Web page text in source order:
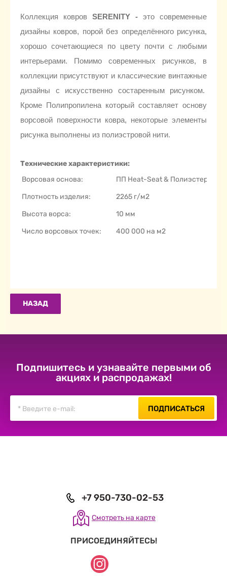
Коллекция ковров SERENITY - это современные
дизайны ковров, порой без определённого рисунка,
хорошо сочетающиеся по цвету почти с любыми
интерьерами. Помимо современных рисунков, в
коллекции присутствуют и классические винтажные
дизайны с искусственно состаренным рисунком.
Кроме Полипропилена который составляет основу
ворсовой поверхности ковра, некоторые элементы
рисунка выполнены из полиэстровой нити.
Технические характеристики:
Ворсовая основа:
ПП Heat-Seat & Полиэстер
Плотность изделия:
2265 г/м2
Высота ворса:
10 мм
Число ворсовых точек:
400 000 на м2
НАЗАД
Подпишитесь и узнавайте первыми об
акциях и распродажах!
ПОДПИСАТЬСЯ
+7 950-730-02-53
Смотреть на карте
ПРИСОЕДИНЯЙТЕСЬ!